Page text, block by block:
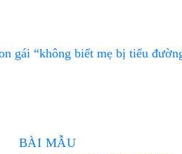
gái “không biết mẹ bị tiểu
BÀI MẪU